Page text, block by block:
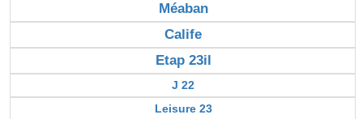
Méaban
Calife
Etap 23il
J 22
Leisure 23